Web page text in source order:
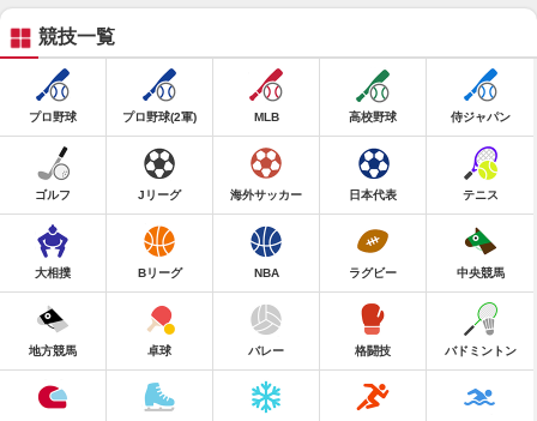
競技一覧
プロ野球 プロ野球(2軍) MLB 高校野球 侍ジャパン
ゴルフ Jリーグ 海外サッカー 日本代表 テニス
大相撲 Bリーグ NBA ラグビー 中央競馬
地方競馬 卓球 バレー 格闘技 バドミントン